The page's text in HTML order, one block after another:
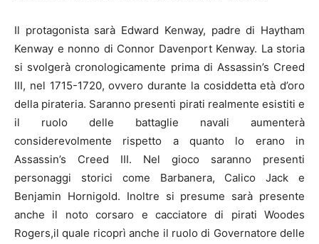
Il protagonista sarà Edward Kenway, padre di Haytham
Kenway e nonno di Connor Davenport Kenway. La storia
si svolgerà cronologicamente prima di Assassin’s Creed
III, nel 1715-1720, ovvero durante la cosiddetta età d’oro
della pirateria. Saranno presenti pirati realmente esistiti e
il ruolo delle battaglie navali aumenterà
considerevolmente rispetto a quanto lo erano in
Assassin’s Creed III. Nel gioco saranno presenti
personaggi storici come Barbanera, Calico Jack e
Benjamin Hornigold. Inoltre si presume sarà presente
anche il noto corsaro e cacciatore di pirati Woodes
Rogers,il quale ricoprì anche il ruolo di Governatore delle